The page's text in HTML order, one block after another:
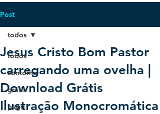
Post
todos
contorno
grátis
pago
todos
Jesus Cristo Bom Pastor
carregando uma ovelha |
Download Grátis
Ilustração Monocromática